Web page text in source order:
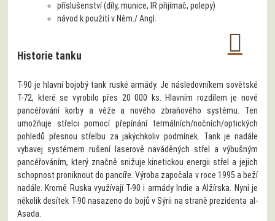
příslušenství (díly, munice, IR přijímač, polepy)
návod k použití v Něm./ Angl.
Historie tanku
T-90 je hlavní bojobý tank ruské armády. Je následovníkem sovětské
T-72, které se vyrobilo přes 20 000 ks. Hlavním rozdílem je nové
pancéřování korby a věže a nového zbraňového systému. Ten
umožňuje střelci pomocí přepínání termálních/nočních/optických
pohledů přesnou střelbu za jakýchkoliv podmínek. Tank je nadále
vybavej systémem rušení laserově naváděných střel a výbušným
pancéřováním, který značně snižuje kinetickou energii střel a jejich
schopnost proniknout do pancíře. Výroba započala v roce 1995 a beží
nadále. Kromě Ruska využívají T-90 i armády Indie a Alžírska. Nyní je
několik desítek T-90 nasazeno do bojů v Sýrii na straně prezidenta al-
Asada.